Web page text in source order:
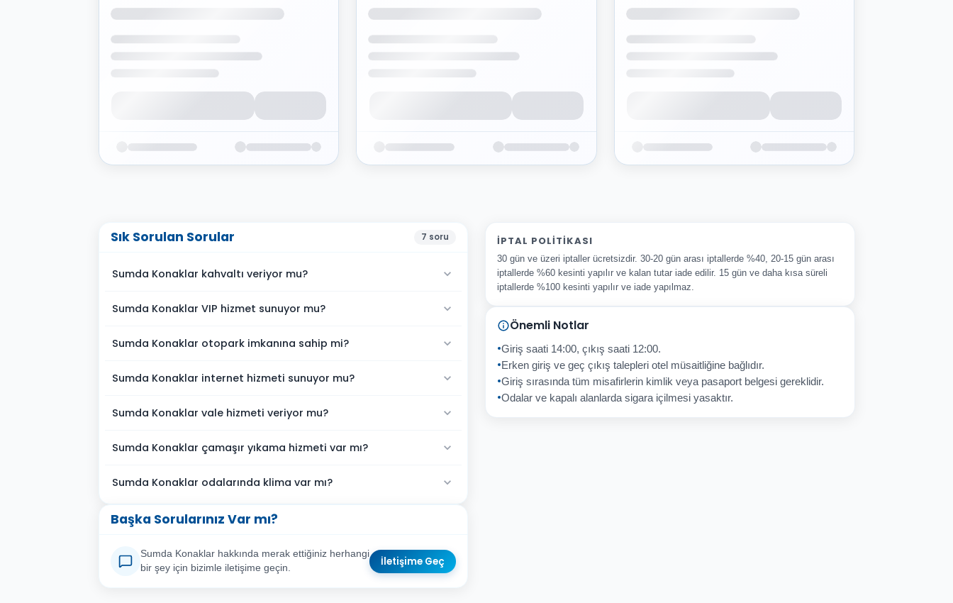
Sık Sorulan Sorular 7 soru
Sumda Konaklar kahvaltı veriyor mu?
Sumda Konaklar VIP hizmet sunuyor mu?
Sumda Konaklar otopark imkanına sahip mi?
Sumda Konaklar internet hizmeti sunuyor mu?
Sumda Konaklar vale hizmeti veriyor mu?
Sumda Konaklar çamaşır yıkama hizmeti var mı?
Sumda Konaklar odalarında klima var mı?
Başka Sorularınız Var mı?
Sumda Konaklar hakkında merak ettiğiniz herhangi
bir şey için bizimle iletişime geçin.
İletişime Geç
İPTAL POLITIKASI
30 gün ve üzeri iptaller ücretsizdir. 30-20 gün arası iptallerde %40, 20-15 gün arası
iptallerde %60 kesinti yapılır ve kalan tutar iade edilir. 15 gün ve daha kısa süreli
iptallerde %100 kesinti yapılır ve iade yapılmaz.
Önemli Notlar
Giriş saati 14:00, çıkış saati 12:00.
Erken giriş ve geç çıkış talepleri otel müsaitliğine bağlıdır.
Giriş sırasında tüm misafirlerin kimlik veya pasaport belgesi gereklidir.
Odalar ve kapalı alanlarda sigara içilmesi yasaktır.